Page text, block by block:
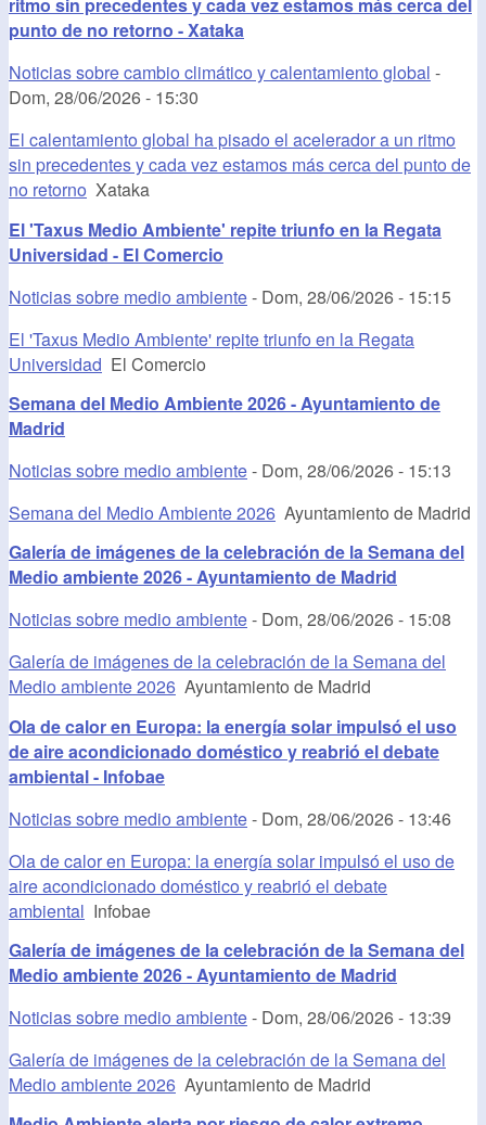
ritmo sin precedentes y cada vez estamos más cerca del
punto de no retorno - Xataka
Noticias sobre cambio climático y calentamiento global -
Dom, 28/06/2026 - 15:30
El calentamiento global ha pisado el acelerador a un ritmo
sin precedentes y cada vez estamos más cerca del punto de
no retorno Xataka
El 'Taxus Medio Ambiente' repite triunfo en la Regata
Universidad - El Comercio
Noticias sobre medio ambiente- Dom, 28/06/2026 - 15:15
El 'Taxus Medio Ambiente' repite triunfo en la Regata
Universidad El Comercio
Semana del Medio Ambiente 2026 - Ayuntamiento de
Madrid
Noticias sobre medio ambiente- Dom, 28/06/2026 - 15:13
Semana del Medio Ambiente 2026 Ayuntamiento de Madrid
Galería de imágenes de la celebración de la Semana del
Medio ambiente 2026 - Ayuntamiento de Madrid
Noticias sobre medio ambiente- Dom, 28/06/2026 - 15:08
Galería de imágenes de la celebración de la Semana del
Medio ambiente 2026 Ayuntamiento de Madrid
Ola de calor en Europa: la energía solar impulsó el uso
de aire acondicionado doméstico y reabrió el debate
ambiental - Infobae
Noticias sobre medio ambiente- Dom, 28/06/2026 - 13:46
Ola de calor en Europa: la energía solar impulsó el uso de
aire acondicionado doméstico y reabrió el debate
ambiental Infobae
Galería de imágenes de la celebración de la Semana del
Medio ambiente 2026 - Ayuntamiento de Madrid
Noticias sobre medio ambiente- Dom, 28/06/2026 - 13:39
Galería de imágenes de la celebración de la Semana del
Medio ambiente 2026 Ayuntamiento de Madrid